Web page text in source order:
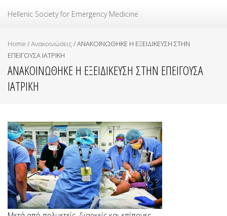
Ελληνική Εταιρεία Επείγουσας Ιατρικής
Hellenic Society for Emergency Medicine
Home /Ανακοινώσεις /ΑΝΑΚΟΙΝΩΘΗΚΕ Η ΕΞΕΙΔΙΚΕΥΣΗ ΣΤΗΝ
ΕΠΕΙΓΟΥΣΑ ΙΑΤΡΙΚΗ
ΑΝΑΚΟΙΝΩΘΗΚΕ Η ΕΞΕΙΔΙΚΕΥΣΗ ΣΤΗΝ ΕΠΕΙΓΟΥΣΑ
ΙΑΤΡΙΚΗ